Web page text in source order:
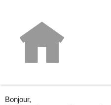
Utilisation vidéo
Bonjour,